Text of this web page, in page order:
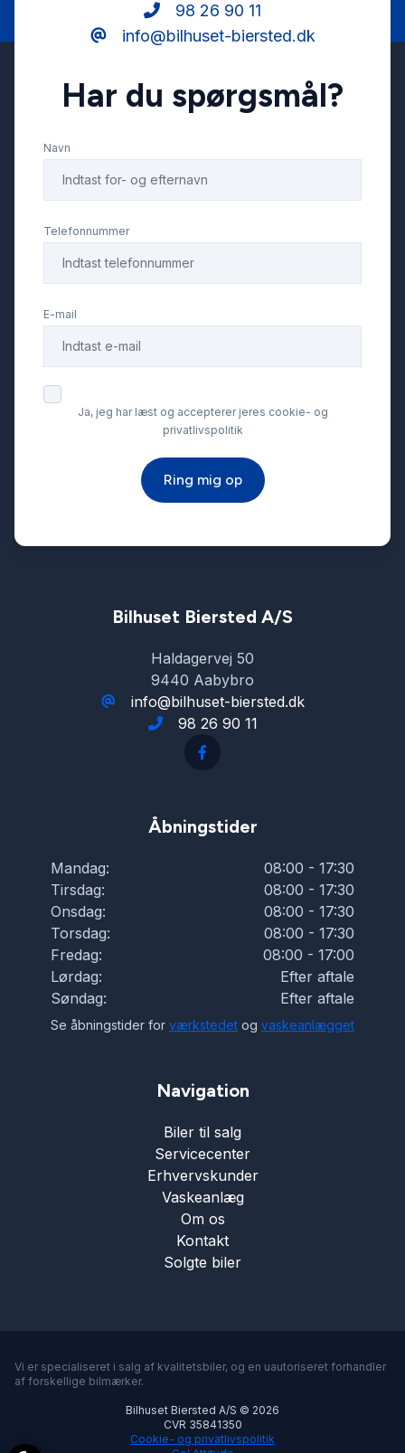
98 26 90 11
info@bilhuset-biersted.dk
Har du spørgsmål?
Navn
Telefonnummer
E-mail
Ja, jeg har læst og accepterer jeres cookie- og
privatlivspolitik
Ring mig op
Bilhuset Biersted A/S
Haldagervej 50
9440 Aabybro
info@bilhuset-biersted.dk
98 26 90 11
Åbningstider
Mandag:
08:00 - 17:30
Tirsdag:
08:00 - 17:30
Onsdag:
08:00 - 17:30
Torsdag:
08:00 - 17:30
Fredag:
08:00 - 17:00
Lørdag:
Efter aftale
Søndag:
Efter aftale
Se åbningstider for værkstedet og vaskeanlægget
Navigation
Biler til salg
Servicecenter
Erhvervskunder
Vaskeanlæg
Om os
Kontakt
Solgte biler
Vi er specialiseret i salg af kvalitetsbiler, og en uautoriseret forhandler
af forskellige bilmærker.
Bilhuset Biersted A/S © 2026
CVR 35841350
Cookie- og privatlivspolitik